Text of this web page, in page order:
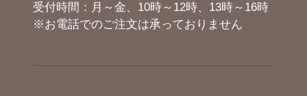
受付時間：月～金、10時～12時、13時～16時
※お電話でのご注文は承っておりません